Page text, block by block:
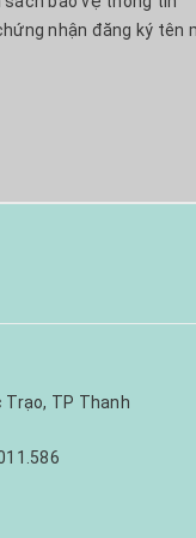
nhận đăng ký tên
TP Thanh